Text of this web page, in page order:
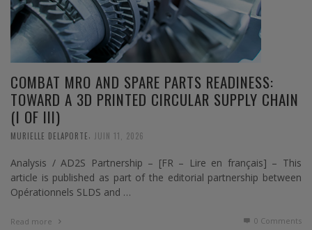
COMBAT MRO AND SPARE PARTS READINESS:
TOWARD A 3D PRINTED CIRCULAR SUPPLY CHAIN
(I OF III)
MURIELLE DELAPORTE JUIN 11, 2026
Analysis / AD2S Partnership – [FR – Lire en français] – This
article is published as part of the editorial partnership between
Opérationnels SLDS and …
Read more 0 Comments